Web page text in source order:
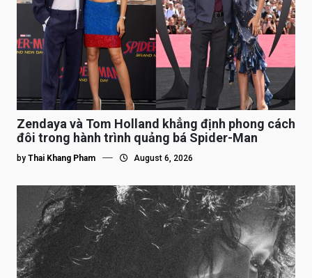
Zendaya và Tom Holland khẳng định phong cách
đôi trong hành trình quảng bá Spider-Man
by Thai Khang Pham August 6, 2026